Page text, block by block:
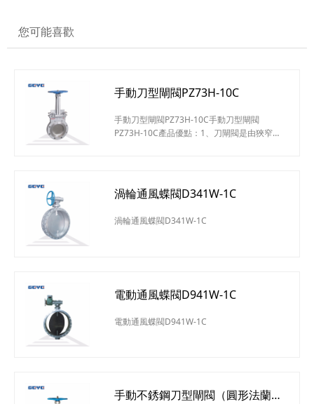
您可能喜歡
手動刀型閘閥PZ73H-10C
手動刀型閘閥PZ73H-10C手動刀型閘閥
PZ73H-10C產品優點：1、刀閘閥是由狹窄的
力，有效保護了填料和閥座的使用壽命。4、
閥體底部配置了閘板壓緊裝置，能夠安全第將
5、產品廣泛用于造紙、水處理、電力、化
渦輪通風蝶閥D341W-1C
渦輪通風蝶閥D341W-1C
電動通風蝶閥D941W-1C
電動通風蝶閥D941W-1C
手動不銹鋼刀型閘閥（圓形法蘭）